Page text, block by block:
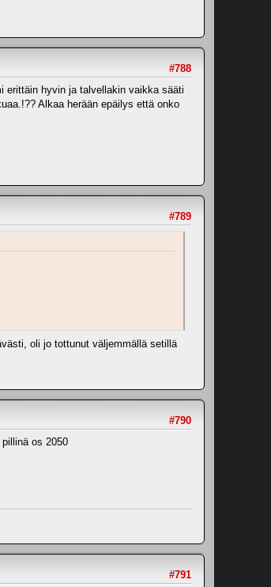
#788
erittäin hyvin ja talvellakin vaikka sääti
Alkaa herään epäilys että onko
#789
oli jo tottunut väljemmällä setillä
#790
os 2050
#791